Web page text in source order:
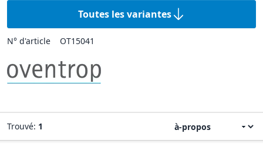
Toutes les variantes
N° d'article OT15041
Trouvé: 1